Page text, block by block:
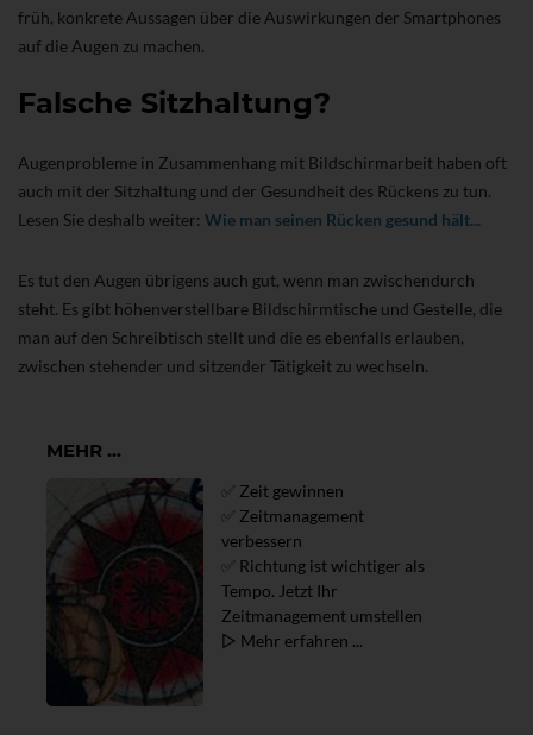
früh, konkrete Aussagen über die Auswirkungen der Smartphones
auf die Augen zu machen.
Falsche Sitzhaltung?
Augenprobleme in Zusammenhang mit Bildschirmarbeit haben oft
auch mit der Sitzhaltung und der Gesundheit des Rückens zu tun.
Lesen Sie deshalb weiter: Wie man seinen Rücken gesund hält...
Es tut den Augen übrigens auch gut, wenn man zwischendurch
steht. Es gibt höhenverstellbare Bildschirmtische und Gestelle, die
man auf den Schreibtisch stellt und die es ebenfalls erlauben,
zwischen stehender und sitzender Tätigkeit zu wechseln.
MEHR ...
✅ Zeit gewinnen
✅ Zeitmanagement
verbessern
✅ Richtung ist wichtiger als
Tempo. Jetzt Ihr
Zeitmanagement umstellen
▷ Mehr erfahren ...